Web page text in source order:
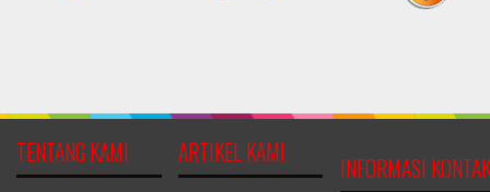
TENTANG KAMI ARTIKEL KAMI
INFORMASI KONTAK